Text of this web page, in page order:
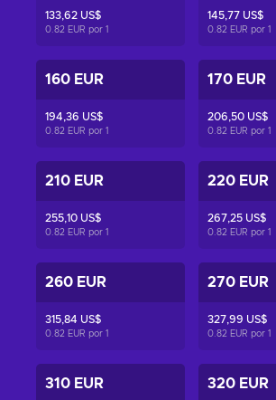
133,62 US$
0.82 EUR por 1
145,77 US$
0.82 EUR por 1
160 EUR
194,36 US$
0.82 EUR por 1
170 EUR
206,50 US$
0.82 EUR por 1
210 EUR
255,10 US$
0.82 EUR por 1
220 EUR
267,25 US$
0.82 EUR por 1
260 EUR
315,84 US$
0.82 EUR por 1
270 EUR
327,99 US$
0.82 EUR por 1
310 EUR 320 EUR